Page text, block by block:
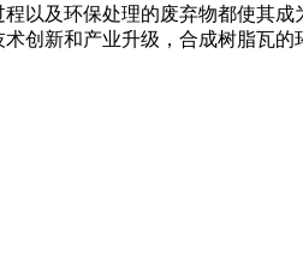
以及环保处理的废弃物都使其
创新和产业升级，合成树脂瓦